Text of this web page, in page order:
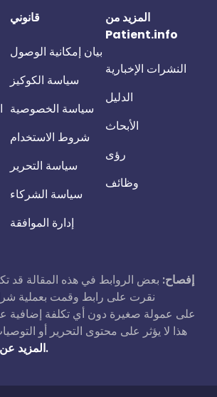
قانوني
بيان إمكانية الوصول
سياسة الكوكيز
سياسة الخصوصية
شروط الاستخدام
سياسة التحرير
سياسة الشركاء
إدارة الموافقة
المزيد من
Patient.info
النشرات الإخبارية
الدليل
الأبحاث
رؤى
وظائف
إفصاح: بعض الروابط في هذه المقالة قد
نقرت على رابط وقمت بعملية
هذا لا يؤثر على محتوى التحرير أو
المزيد عن كيفية تمويل عملنا.